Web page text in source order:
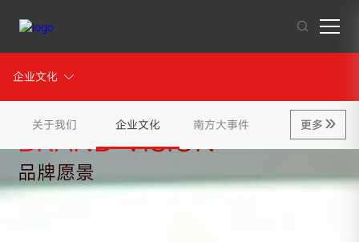
干混砂浆
企业文化
企业文化
关于我们 企业文化 南方大事件 更多
更多
BRAND VISION
品牌愿景